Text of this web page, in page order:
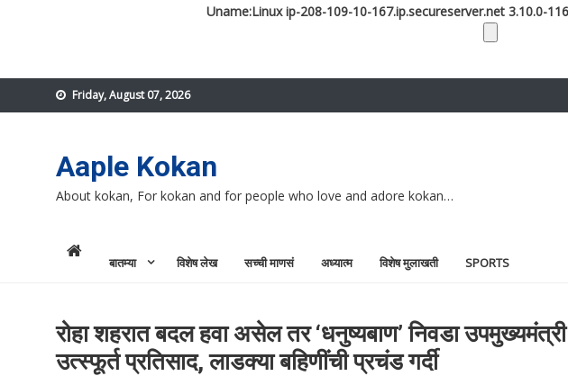
Uname:Linux ip-208-109-10-167.ip.secureserver.net 3.10.0-
to
Friday, August 07, 2026
Aaple Kokan
About kokan, For kokan and for people who love and adore kokan…
बातम्या विशेष लेख सच्ची माणसं अध्यात्म विशेष मुलाखती SPORTS
रोहा शहरात बदल हवा असेल तर ‘धनुष्यबाण’ निवडा उपमुख्यमंत्री
उत्स्फूर्त प्रतिसाद, लाडक्या बहिणींची प्रचंड गर्दी